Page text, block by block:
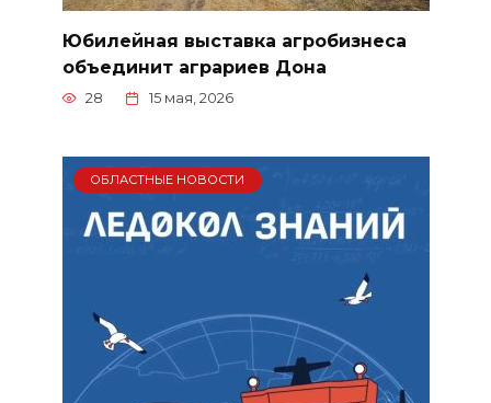
Юбилейная выставка агробизнеса
объединит аграриев Дона
28 15 мая, 2026
ОБЛАСТНЫЕ НОВОСТИ